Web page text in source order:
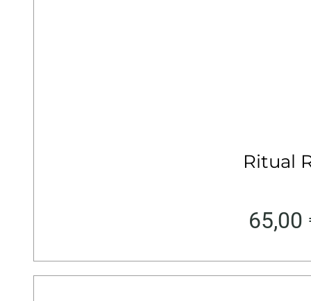
Ritual
65,00